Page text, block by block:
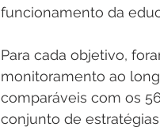
funcionamento da
Para cada objetivo,
monitoramento ao
comparáveis com os
conjunto de